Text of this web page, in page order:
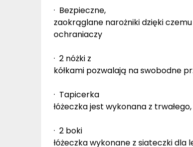
· Bezpieczne,
zaokrąglane narożniki dzięki
ochraniaczy
· 2 nóżki z
kółkami pozwalają na swobodne
· Tapicerka
łóżeczka jest wykonana z
· 2 boki
łóżeczka wykonane z siateczki dla